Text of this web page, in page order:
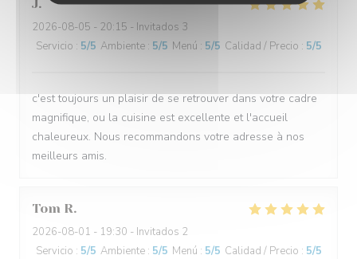
J
2026-08-05 - 20:15 - Invitados 3
Servicio : 5/5 Ambiente : 5/5 Menú : 5/5 Calidad / Precio : 5/5
c'est toujours un plaisir de se retrouver dans votre cadre
magnifique, ou la cuisine est excellente et l'accueil
chaleureux. Nous recommandons votre adresse à nos
meilleurs amis.
Tom R
2026-08-01 - 19:30 - Invitados 2
Servicio : 5/5 Ambiente : 5/5 Menú : 5/5 Calidad / Precio : 5/5